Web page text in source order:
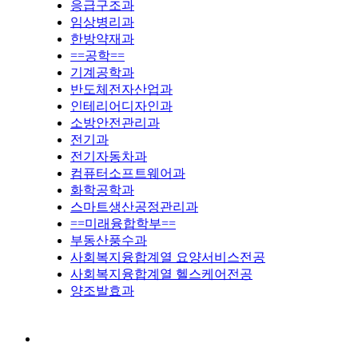
응급구조과
임상병리과
한방약재과
==공학==
기계공학과
반도체전자산업과
인테리어디자인과
소방안전관리과
전기과
전기자동차과
컴퓨터소프트웨어과
화학공학과
스마트생산공정관리과
==미래융합학부==
부동산풍수과
사회복지융합계열 요양서비스전공
사회복지융합계열 헬스케어전공
양조발효과